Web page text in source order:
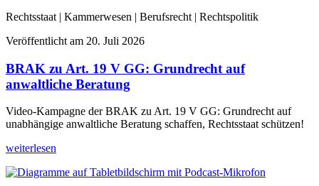
Rechtsstaat | Kammerwesen | Berufsrecht | Rechtspolitik
Veröffentlicht am 20. Juli 2026
BRAK zu Art. 19 V GG: Grundrecht auf
anwaltliche Beratung
Video-Kampagne der BRAK zu Art. 19 V GG: Grundrecht auf
unabhängige anwaltliche Beratung schaffen, Rechtsstaat schützen!
weiterlesen